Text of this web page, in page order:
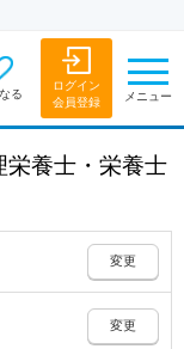
る
ログイン
会員登録
メニュー
栄養士・栄養士
変更
変更